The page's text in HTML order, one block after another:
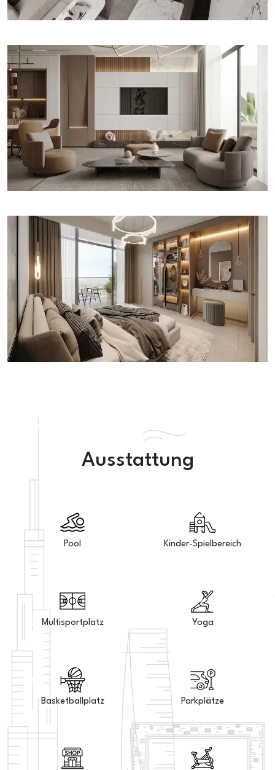
Ausstattung
Pool Kinder-Spielbereich
Multisportplatz Yoga
Basketballplatz Parkplätze